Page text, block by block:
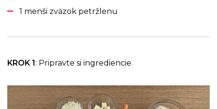
1 menši zväzok petržlenu
KROK 1: Pripravte si ingrediencie.